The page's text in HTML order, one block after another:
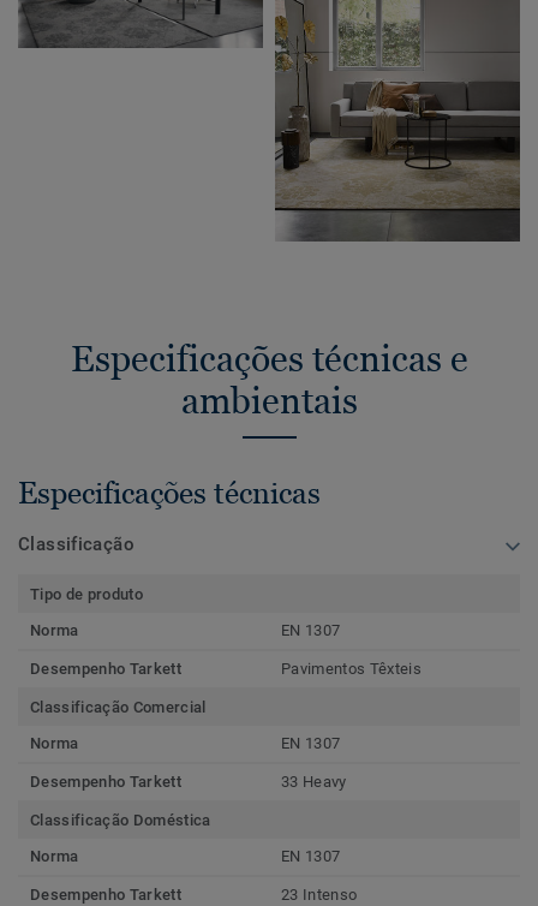
Especificações técnicas e
ambientais
Especificações técnicas
Classificação
Tipo de produto
Norma
EN 1307
Desempenho Tarkett Pavimentos Têxteis
Classificação Comercial
Norma
EN 1307
Desempenho Tarkett 33 Heavy
Classificação Doméstica
Norma
EN 1307
Desempenho Tarkett 23 Intenso